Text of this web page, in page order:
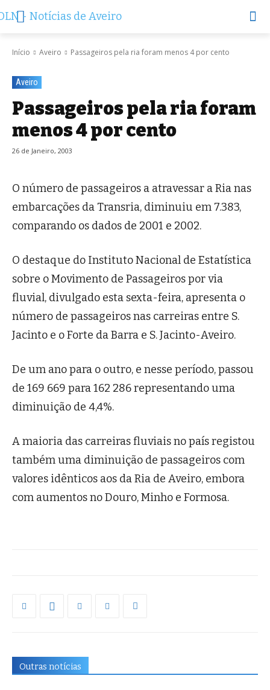
Início Aveiro Passageiros pela ria foram menos 4 por cento
Aveiro
Passageiros pela ria foram
menos 4 por cento
26 de Janeiro, 2003
O número de passageiros a atravessar a Ria nas
embarcações da Transria, diminuiu em 7.383,
comparando os dados de 2001 e 2002.
O destaque do Instituto Nacional de Estatística
sobre o Movimento de Passageiros por via
fluvial, divulgado esta sexta-feira, apresenta o
número de passageiros nas carreiras entre S.
Jacinto e o Forte da Barra e S. Jacinto-Aveiro.
De um ano para o outro, e nesse período, passou
de 169 669 para 162 286 representando uma
diminuição de 4,4%.
A maioria das carreiras fluviais no país registou
também uma diminuição de passageiros com
valores idênticos aos da Ria de Aveiro, embora
com aumentos no Douro, Minho e Formosa.
Outras notícias